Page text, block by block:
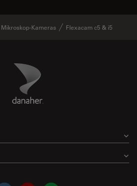
Mikroskop-Kameras Flexacam c5 & i5
Danaher Logo